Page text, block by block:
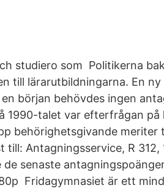
studiero som Politikerna
till lärarutbildningarna. En
början behövdes ingen
1990-talet var efterfrågan på
behörighetsgivande meriter
Antagningsservice, R 312,
senaste
Fridagymnasiet är ett